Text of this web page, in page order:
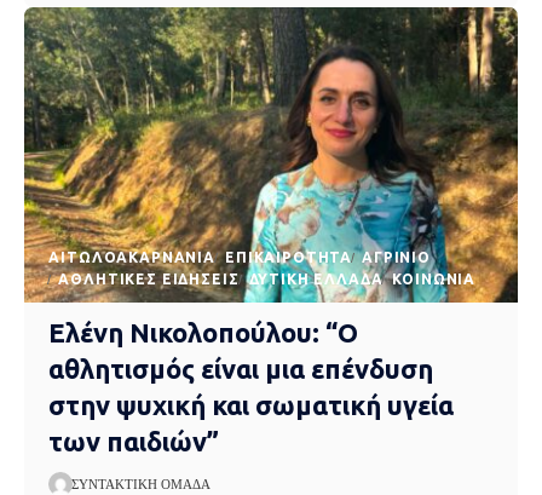
AΙΤΩΛΟΑΚΑΡΝΑΝΊΑ EΠΙΚΑΙΡΌΤΗΤΑ
ΑΓΡΊΝΙΟ
ΑΘΛΗΤΙΚΈΣ ΕΙΔΉΣΕΙΣ
ΔΥΤΙΚΉ ΕΛΛΆΔΑ ΚΟΙΝΩΝΊΑ
Ελένη Νικολοπούλου: “Ο
αθλητισμός είναι μια επένδυση
στην ψυχική και σωματική υγεία
των παιδιών”
ΣΥΝΤΑΚΤΙΚΉ ΟΜΆΔΑ